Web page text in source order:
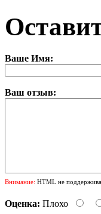
Ваше Имя:
Ваш отзыв:
Внимание: HTML не
Оценка: Плохо